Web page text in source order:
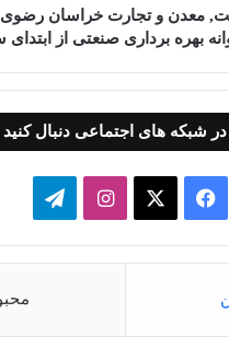
معدن و تجارت خراسان رضوی
شبکه های اجتماعی دنبال کنید
فیسبوک ایکساینستاگرامتلگرام